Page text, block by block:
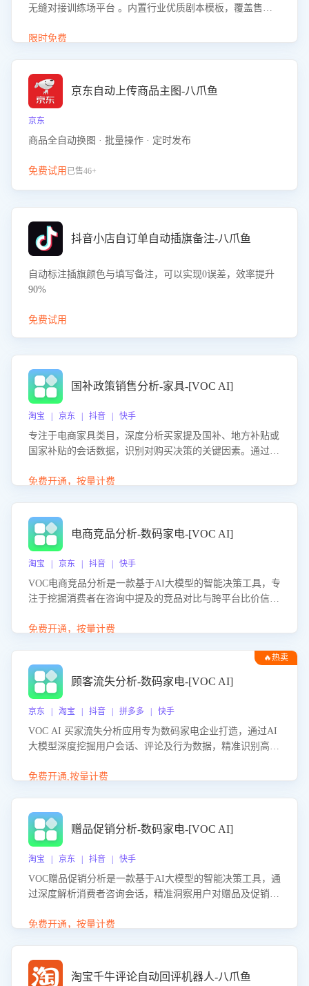
无缝对接训练场平台 。内置行业优质剧本模板，覆盖售前
初始化时间，助力企业快速启动智能客服训练
限时免费
京东自动上传商品主图-八爪鱼
京东
商品全自动换图 · 批量操作 · 定时发布
免费试用 已售46+
抖音小店自订单自动插旗备注-八爪鱼
自动标注插旗颜色与填写备注，可以实现0误差，效率提升
90%
免费试用
国补政策销售分析-家具-[VOC AI]
淘宝 | 京东 | 抖音 | 快手
专注于电商家具类目，深度分析买家提及国补、地方补贴或
国家补贴的会话数据，识别对购买决策的关键因素。通过AI
化策略，助力商家利用国补政策提升GMV。
免费开通，按量计费
电商竞品分析-数码家电-[VOC AI]
淘宝 | 京东 | 抖音 | 快手
VOC电商竞品分析是一款基于AI大模型的智能决策工具，专
注于挖掘消费者在咨询中提及的竞品对比与跨平台比价信
商品信息，进行多维度交叉对比，并分析消费者的比价行
企业优化营销话术、突出产品与服务优势，有效提升咨询转
化率，避免陷入单纯价格竞争，实现精准扬长避短。
免费开通，按量计费
🔥热卖
顾客流失分析-数码家电-[VOC AI]
京东 | 淘宝 | 抖音 | 拼多多 | 快手
VOC AI 买家流失分析应用专为数码家电企业打造，通过AI
大模型深度挖掘用户会话、评论及行为数据，精准识别高流
应延迟、竞品价格冲击等。系统自动输出可落地的挽回策
免费开通,按量计费
赠品促销分析-数码家电-[VOC AI]
淘宝 | 京东 | 抖音 | 快手
VOC赠品促销分析是一款基于AI大模型的智能决策工具，通
过深度解析消费者咨询会话，精准洞察用户对赠品及促销政
销诉求，帮助企业制定个性化赠品组合策略，优化资源投放
免费开通，按量计费
淘宝千牛评论自动回评机器人-八爪鱼